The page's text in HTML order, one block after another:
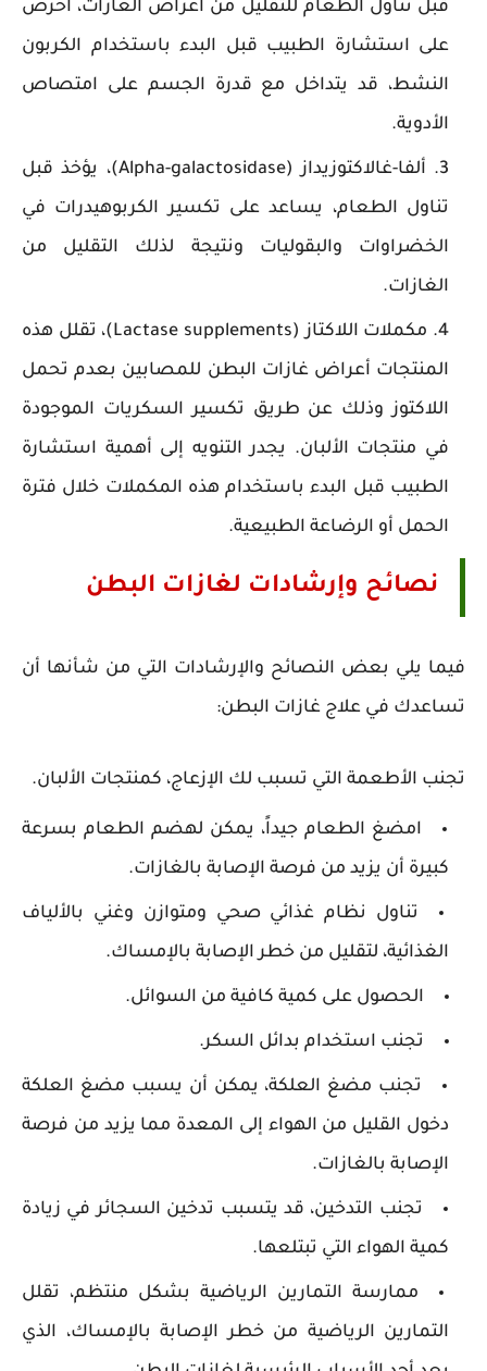
قبل تناول الطعام للتقليل من أعراض الغازات، احرص
على استشارة الطبيب قبل البدء باستخدام الكربون
النشط، قد يتداخل مع قدرة الجسم على امتصاص
الأدوية.
ألفا-غالاكتوزيداز (Alpha-galactosidase)، يؤخذ قبل
تناول الطعام، يساعد على تكسير الكربوهيدرات في
الخضراوات والبقوليات ونتيجة لذلك التقليل من
الغازات.
مكملات اللاكتاز (Lactase supplements)، تقلل هذه
المنتجات أعراض غازات البطن للمصابين بعدم تحمل
اللاكتوز وذلك عن طريق تكسير السكريات الموجودة
في منتجات الألبان. يجدر التنويه إلى أهمية استشارة
الطبيب قبل البدء باستخدام هذه المكملات خلال فترة
الحمل أو الرضاعة الطبيعية.
نصائح وإرشادات لغازات البطن
فيما يلي بعض النصائح والإرشادات التي من شأنها أن
تساعدك في علاج غازات البطن:
تجنب الأطعمة التي تسبب لك الإزعاج، كمنتجات الألبان.
امضغ الطعام جيداً، يمكن لهضم الطعام بسرعة
كبيرة أن يزيد من فرصة الإصابة بالغازات.
تناول نظام غذائي صحي ومتوازن وغني بالألياف
الغذائية، لتقليل من خطر الإصابة بالإمساك.
الحصول على كمية كافية من السوائل.
تجنب استخدام بدائل السكر.
تجنب مضغ العلكة، يمكن أن يسبب مضغ العلكة
دخول القليل من الهواء إلى المعدة مما يزيد من فرصة
الإصابة بالغازات.
تجنب التدخين، قد يتسبب تدخين السجائر في زيادة
كمية الهواء التي تبتلعها.
ممارسة التمارين الرياضية بشكل منتظم، تقلل
التمارين الرياضية من خطر الإصابة بالإمساك، الذي